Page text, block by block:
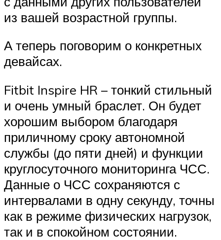
из вашей возрастной группы.
А теперь поговорим о конкретных
девайсах.
Fitbit Inspire HR – тонкий стильный
и очень умный браслет. Он будет
хорошим выбором благодаря
приличному сроку автономной
службы (до пяти дней) и функции
круглосуточного мониторинга ЧСС.
Данные о ЧСС сохраняются с
интервалами в одну секунду, точны
как в режиме физических нагрузок,
так и в спокойном состоянии.